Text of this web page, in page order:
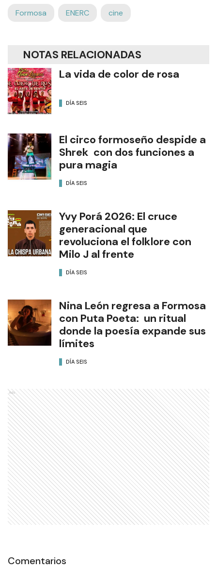
Formosa ENERC cine
NOTAS RELACIONADAS
La vida de color de rosa
DÍA SEIS
El circo formoseño despide a
Shrek con dos funciones a
pura magia
DÍA SEIS
Yvy Porá 2026: El cruce
generacional que
revoluciona el folklore con
Milo J al frente
DÍA SEIS
Nina León regresa a Formosa
con Puta Poeta: un ritual
donde la poesía expande sus
límites
DÍA SEIS
Ads
Comentarios